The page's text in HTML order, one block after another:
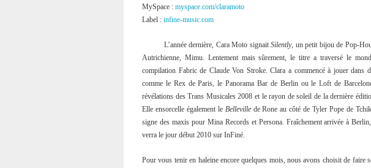
MySpace : myspace.com/claramoto
Label : infine-music.com
L’année dernière, Cara Moto signaitSilently, un petit bijou de Pop-
Autrichienne, Mimu. Lentement mais sûrement, le titre a traversé le
compilation Fabric de Claude Von Stroke. Clara a commencé à jouer dans
comme le Rex de Paris, le Panorama Bar de Berlin ou le Loft de
révélations des Trans Musicales 2008 et le rayon de soleil de la dernière
Elle ensorcelle également le Bellevillede Rone au côté de Tyler Pope de
signe des maxis pour Mina Records et Persona. Fraîchement arrivée à
verra le jour début 2010 sur InFiné.
Pour vous tenir en haleine encore quelques mois, nous avons choisit de faire